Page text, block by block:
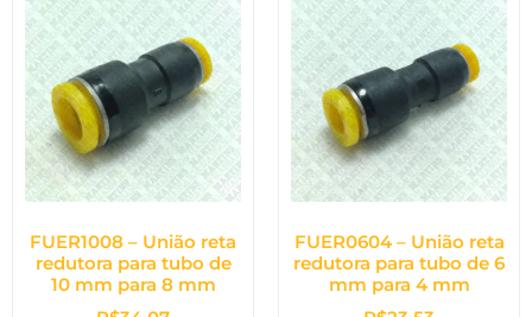
FUER1008 – União reta
redutora para tubo de
10 mm para 8 mm
FUER0604 – União reta
redutora para tubo de 6
mm para 4 mm